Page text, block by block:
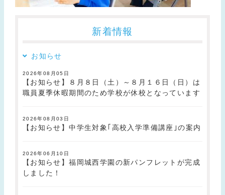
新着情報
お知らせ
2026年08月05日
【お知らせ】８月８日（土）～８月１６日（日）は
職員夏季休暇期間のため学校が休校となっています
2026年08月03日
【お知らせ】中学生対象｢高校入学準備講座｣の案内
2026年06月10日
【お知らせ】福岡城西学園の新パンフレットが完成
しました！